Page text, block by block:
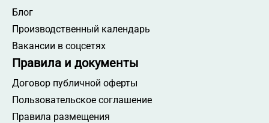
Блог
Производственный календарь
Вакансии в соцсетях
Правила и документы
Договор публичной оферты
Пользовательское соглашение
Правила размещения